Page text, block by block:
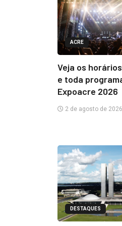
ACRE
Veja os
e toda
Expoacre 2026
2 de agosto de 2026
DESTAQUES